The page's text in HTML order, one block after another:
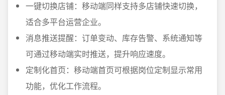
一键切换店铺：移动端同样支持多店铺快速切换，
适合多平台运营企业。
消息推送提醒：订单变动、库存告警、系统通知等
可通过移动端实时推送，提升响应速度。
定制化首页：移动端首页可根据岗位定制显示常用
功能，优化工作流程。